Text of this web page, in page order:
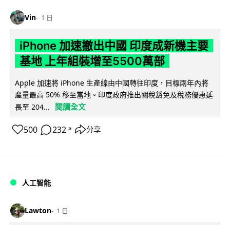
Vin 1 日
iPhone 加速撤出中國 印度成新機主要
基地 上年組裝增至5500萬部
Apple 加速將 iPhone 生產線由中國轉往印度，目標兩年內將
產量最高 50% 移至當地。印度政府推出關稅豁免及稅務優惠延
長至 204...
閱讀全文
500 232 ↗ 分享
人工智能
Lawton 1 日